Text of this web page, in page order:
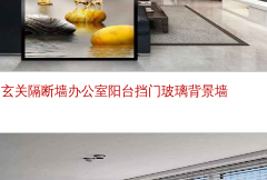
玄关隔断墙办公室阳台挡门玻璃背景墙